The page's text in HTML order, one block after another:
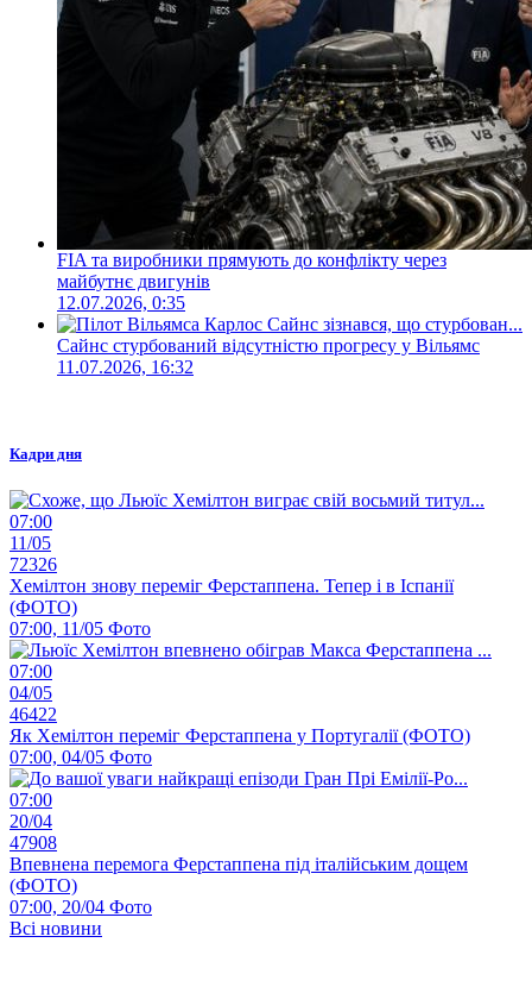
FIA та виробники прямують до конфлікту через
майбутнє двигунів
12.07.2026, 0:35
Сайнс стурбований відсутністю прогресу у Вільямс
11.07.2026, 16:32
Кадри дня
07:00
11/05
72326
Хемілтон знову переміг Ферстаппена. Тепер і в Іспанії
(ФОТО)
07:00, 11/05 Фото
07:00
04/05
46422
Як Хемілтон переміг Ферстаппена у Португалії (ФОТО)
07:00, 04/05 Фото
07:00
20/04
47908
Впевнена перемога Ферстаппена під італійським дощем
(ФОТО)
07:00, 20/04 Фото
Всі новини